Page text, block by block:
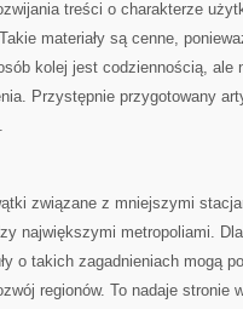
treści o charakterze
materiały są cenne,
kolej jest codziennością,
Przystępnie przygotowany
związane z mniejszymi
największymi metropoliami.
o takich zagadnieniach mogą
regionów. To nadaje stronie